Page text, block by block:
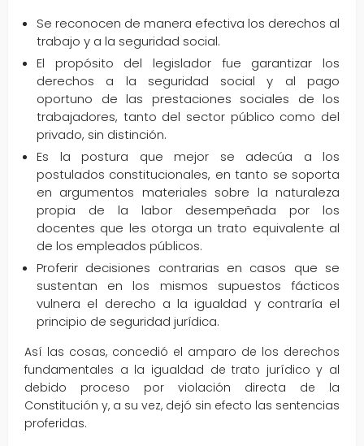
Se reconocen de manera efectiva los derechos al
trabajo y a la seguridad social.
El propósito del legislador fue garantizar los
derechos a la seguridad social y al pago
oportuno de las prestaciones sociales de los
trabajadores, tanto del sector público como del
privado, sin distinción.
Es la postura que mejor se adecúa a los
postulados constitucionales, en tanto se soporta
en argumentos materiales sobre la naturaleza
propia de la labor desempeñada por los
docentes que les otorga un trato equivalente al
de los empleados públicos.
Proferir decisiones contrarias en casos que se
sustentan en los mismos supuestos fácticos
vulnera el derecho a la igualdad y contraría el
principio de seguridad jurídica.
Así las cosas, concedió el amparo de los derechos
fundamentales a la igualdad de trato jurídico y al
debido proceso por violación directa de la
Constitución y, a su vez, dejó sin efecto las sentencias
proferidas.